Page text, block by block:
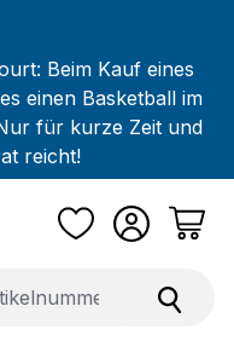
Beim Kauf eines
einen Basketball im
für kurze Zeit und
reicht!